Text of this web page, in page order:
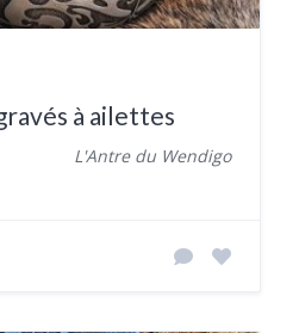
à ailettes
L'Antre du Wendigo